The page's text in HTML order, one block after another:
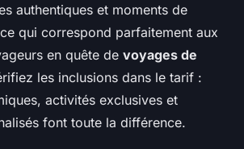
authentiques et moments de
qui correspond parfaitement aux
en quête de voyages de
les inclusions dans le tarif :
activités exclusives et
font toute la différence.